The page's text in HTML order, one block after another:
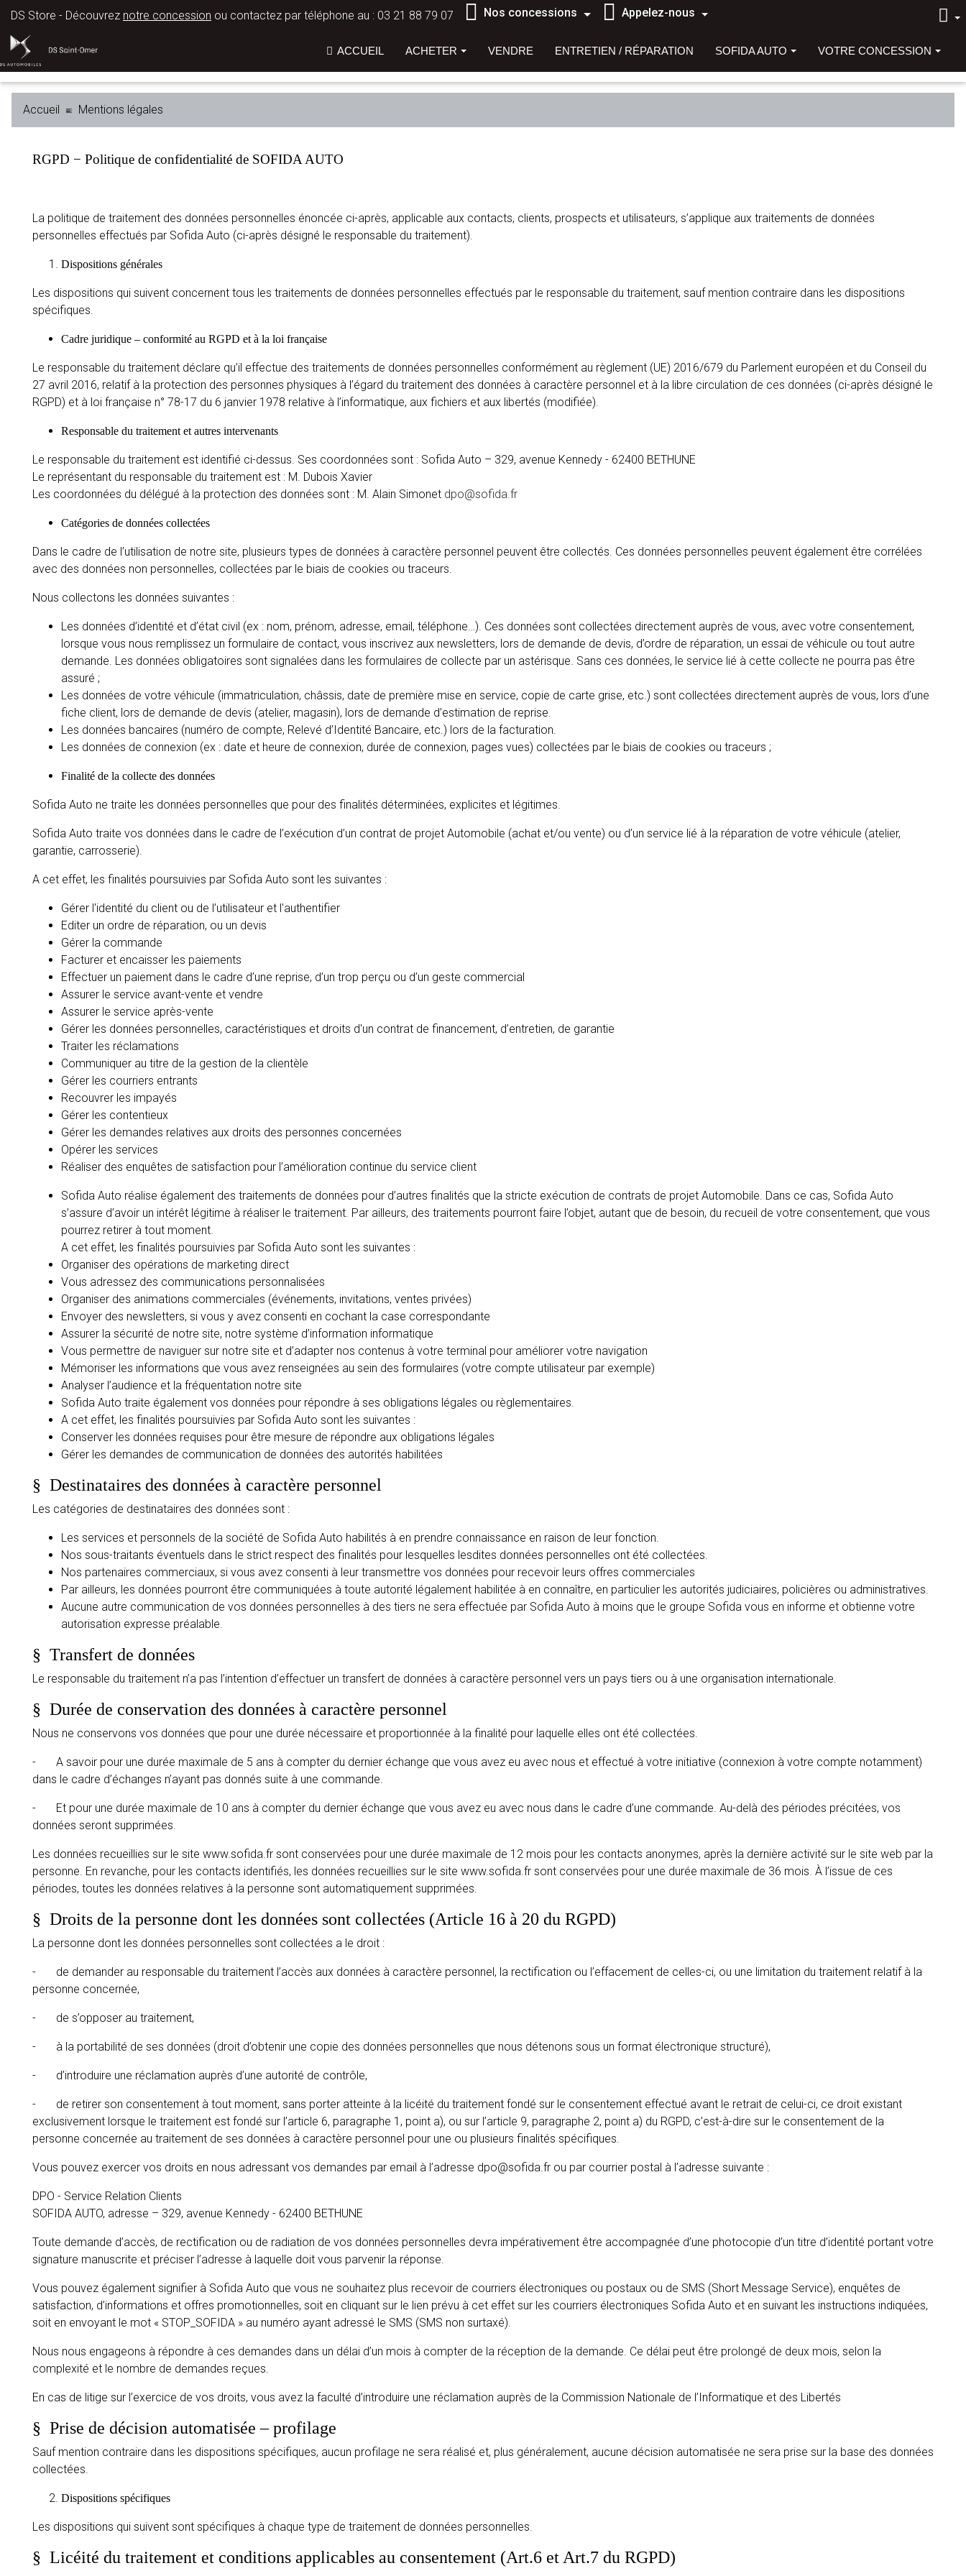
DS Store - Découvrez notre concession ou contactez par téléphone au : 03 21 88 79 07 Nos concessions Appelez-nous
ACCUEIL ACHETER VENDRE ENTRETIEN / RÉPARATION SOFIDA AUTO VOTRE CONCESSION
Accueil Mentions légales
RGPD − Politique de confidentialité de SOFIDA AUTO
La politique de traitement des données personnelles énoncée ci-après, applicable aux contacts, clients, prospects et utilisateurs, s’applique aux traitements de données
personnelles effectués par Sofida Auto (ci-après désigné le responsable du traitement).
Dispositions générales
Les dispositions qui suivent concernent tous les traitements de données personnelles effectués par le responsable du traitement, sauf mention contraire dans les dispositions
spécifiques.
Cadre juridique – conformité au RGPD et à la loi française
Le responsable du traitement déclare qu’il effectue des traitements de données personnelles conformément au règlement (UE) 2016/679 du Parlement européen et du Conseil du
27 avril 2016, relatif à la protection des personnes physiques à l’égard du traitement des données à caractère personnel et à la libre circulation de ces données (ci-après désigné le
RGPD) et à loi française n° 78-17 du 6 janvier 1978 relative à l’informatique, aux fichiers et aux libertés (modifiée).
Responsable du traitement et autres intervenants
Le responsable du traitement est identifié ci-dessus. Ses coordonnées sont : Sofida Auto – 329, avenue Kennedy - 62400 BETHUNE
Le représentant du responsable du traitement est : M. Dubois Xavier
Les coordonnées du délégué à la protection des données sont : M. Alain Simonet dpo@sofida.fr
Catégories de données collectées
Dans le cadre de l’utilisation de notre site, plusieurs types de données à caractère personnel peuvent être collectés. Ces données personnelles peuvent également être corrélées
avec des données non personnelles, collectées par le biais de cookies ou traceurs.
Nous collectons les données suivantes :
Les données d’identité et d’état civil (ex : nom, prénom, adresse, email, téléphone…). Ces données sont collectées directement auprès de vous, avec votre consentement,
lorsque vous nous remplissez un formulaire de contact, vous inscrivez aux newsletters, lors de demande de devis, d’ordre de réparation, un essai de véhicule ou tout autre
demande. Les données obligatoires sont signalées dans les formulaires de collecte par un astérisque. Sans ces données, le service lié à cette collecte ne pourra pas être
assuré ;
Les données de votre véhicule (immatriculation, châssis, date de première mise en service, copie de carte grise, etc.) sont collectées directement auprès de vous, lors d’une
fiche client, lors de demande de devis (atelier, magasin), lors de demande d’estimation de reprise.
Les données bancaires (numéro de compte, Relevé d’Identité Bancaire, etc.) lors de la facturation.
Les données de connexion (ex : date et heure de connexion, durée de connexion, pages vues) collectées par le biais de cookies ou traceurs ;
Finalité de la collecte des données
Sofida Auto ne traite les données personnelles que pour des finalités déterminées, explicites et légitimes.
Sofida Auto traite vos données dans le cadre de l’exécution d’un contrat de projet Automobile (achat et/ou vente) ou d’un service lié à la réparation de votre véhicule (atelier,
garantie, carrosserie).
A cet effet, les finalités poursuivies par Sofida Auto sont les suivantes :
Gérer l'identité du client ou de l’utilisateur et l'authentifier
Editer un ordre de réparation, ou un devis
Gérer la commande
Facturer et encaisser les paiements
Effectuer un paiement dans le cadre d’une reprise, d’un trop perçu ou d’un geste commercial
Assurer le service avant-vente et vendre
Assurer le service après-vente
Gérer les données personnelles, caractéristiques et droits d'un contrat de financement, d’entretien, de garantie
Traiter les réclamations
Communiquer au titre de la gestion de la clientèle
Gérer les courriers entrants
Recouvrer les impayés
Gérer les contentieux
Gérer les demandes relatives aux droits des personnes concernées
Opérer les services
Réaliser des enquêtes de satisfaction pour l’amélioration continue du service client
Sofida Auto réalise également des traitements de données pour d’autres finalités que la stricte exécution de contrats de projet Automobile. Dans ce cas, Sofida Auto
s’assure d’avoir un intérêt légitime à réaliser le traitement. Par ailleurs, des traitements pourront faire l’objet, autant que de besoin, du recueil de votre consentement, que vous
pourrez retirer à tout moment.
A cet effet, les finalités poursuivies par Sofida Auto sont les suivantes :
Organiser des opérations de marketing direct
Vous adressez des communications personnalisées
Organiser des animations commerciales (événements, invitations, ventes privées)
Envoyer des newsletters, si vous y avez consenti en cochant la case correspondante
Assurer la sécurité de notre site, notre système d’information informatique
Vous permettre de naviguer sur notre site et d’adapter nos contenus à votre terminal pour améliorer votre navigation
Mémoriser les informations que vous avez renseignées au sein des formulaires (votre compte utilisateur par exemple)
Analyser l’audience et la fréquentation notre site
Sofida Auto traite également vos données pour répondre à ses obligations légales ou règlementaires.
A cet effet, les finalités poursuivies par Sofida Auto sont les suivantes :
Conserver les données requises pour être mesure de répondre aux obligations légales
Gérer les demandes de communication de données des autorités habilitées
§ Destinataires des données à caractère personnel
Les catégories de destinataires des données sont :
Les services et personnels de la société de Sofida Auto habilités à en prendre connaissance en raison de leur fonction.
Nos sous-traitants éventuels dans le strict respect des finalités pour lesquelles lesdites données personnelles ont été collectées.
Nos partenaires commerciaux, si vous avez consenti à leur transmettre vos données pour recevoir leurs offres commerciales
Par ailleurs, les données pourront être communiquées à toute autorité légalement habilitée à en connaître, en particulier les autorités judiciaires, policières ou administratives.
Aucune autre communication de vos données personnelles à des tiers ne sera effectuée par Sofida Auto à moins que le groupe Sofida vous en informe et obtienne votre
autorisation expresse préalable.
§ Transfert de données
Le responsable du traitement n’a pas l’intention d’effectuer un transfert de données à caractère personnel vers un pays tiers ou à une organisation internationale.
§ Durée de conservation des données à caractère personnel
Nous ne conservons vos données que pour une durée nécessaire et proportionnée à la finalité pour laquelle elles ont été collectées.
- A savoir pour une durée maximale de 5 ans à compter du dernier échange que vous avez eu avec nous et effectué à votre initiative (connexion à votre compte notamment)
dans le cadre d’échanges n’ayant pas donnés suite à une commande.
- Et pour une durée maximale de 10 ans à compter du dernier échange que vous avez eu avec nous dans le cadre d’une commande. Au-delà des périodes précitées, vos
données seront supprimées.
Les données recueillies sur le site www.sofida.fr sont conservées pour une durée maximale de 12 mois pour les contacts anonymes, après la dernière activité sur le site web par la
personne. En revanche, pour les contacts identifiés, les données recueillies sur le site www.sofida.fr sont conservées pour une durée maximale de 36 mois. À l’issue de ces
périodes, toutes les données relatives à la personne sont automatiquement supprimées.
§ Droits de la personne dont les données sont collectées (Article 16 à 20 du RGPD)
La personne dont les données personnelles sont collectées a le droit :
- de demander au responsable du traitement l’accès aux données à caractère personnel, la rectifi­cation ou l’effacement de celles-ci, ou une limitation du traitement relatif à la
personne concernée,
- de s’opposer au traitement,
- à la portabilité de ses données (droit d’obtenir une copie des données personnelles que nous détenons sous un format électronique structuré),
- d’introduire une réclamation auprès d’une autorité de contrôle,
- de retirer son consentement à tout moment, sans porter atteinte à la licéité du traitement fondé sur le consentement effectué avant le retrait de celui-ci, ce droit existant
exclusivement lorsque le traitement est fondé sur l’article 6, paragraphe 1, point a), ou sur l’article 9, paragraphe 2, point a) du RGPD, c’est-à-dire sur le consentement de la
personne concernée au traitement de ses données à caractère personnel pour une ou plusieurs finalités spécifiques.
Vous pouvez exercer vos droits en nous adressant vos demandes par email à l’adresse dpo@sofida.fr ou par courrier postal à l’adresse suivante :
DPO - Service Relation Clients
SOFIDA AUTO, adresse – 329, avenue Kennedy - 62400 BETHUNE
Toute demande d’accès, de rectification ou de radiation de vos données personnelles devra impérativement être accompagnée d’une photocopie d’un titre d’identité portant votre
signature manuscrite et préciser l’adresse à laquelle doit vous parvenir la réponse.
Vous pouvez également signifier à Sofida Auto que vous ne souhaitez plus recevoir de courriers électroniques ou postaux ou de SMS (Short Message Service), enquêtes de
satisfaction, d’informations et offres promotionnelles, soit en cliquant sur le lien prévu à cet effet sur les courriers électroniques Sofida Auto et en suivant les instructions indiquées,
soit en envoyant le mot « STOP_SOFIDA » au numéro ayant adressé le SMS (SMS non surtaxé).
Nous nous engageons à répondre à ces demandes dans un délai d’un mois à compter de la réception de la demande. Ce délai peut être prolongé de deux mois, selon la
complexité et le nombre de demandes reçues.
En cas de litige sur l’exercice de vos droits, vous avez la faculté d’introduire une réclamation auprès de la Commission Nationale de l’Informatique et des Libertés
§ Prise de décision automatisée – profilage
Sauf mention contraire dans les dispositions spécifiques, aucun profilage ne sera réalisé et, plus généralement, aucune décision automatisée ne sera prise sur la base des données
collectées.
Dispositions spécifiques
Les dispositions qui suivent sont spécifiques à chaque type de traitement de données personnelles.
§ Licéité du traitement et conditions applicables au consentement (Art.6 et Art.7 du RGPD)